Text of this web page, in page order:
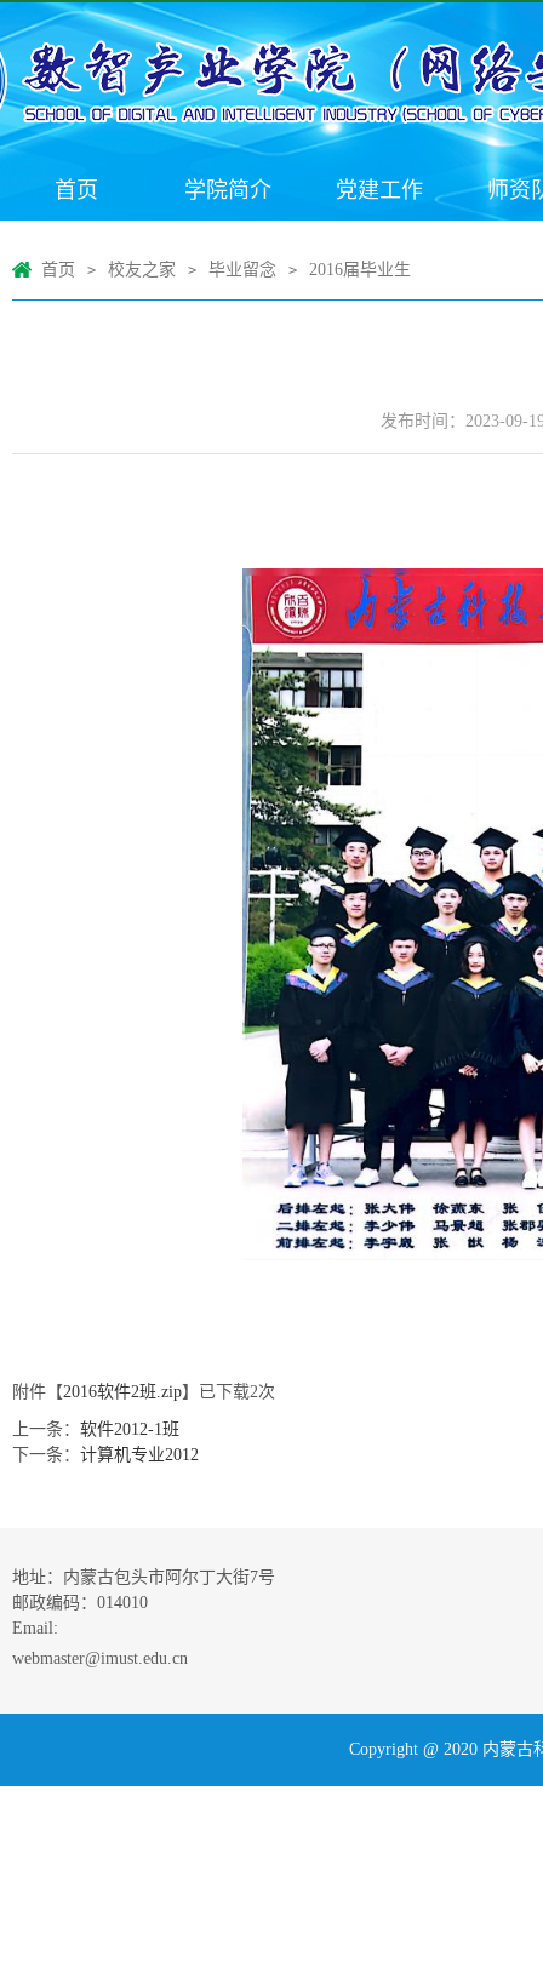
首页 学院简介 党建工作 师资
首页 > 校友之家 > 毕业留念 > 2016届毕业生
发布时间：2023-09-
附件【2016软件2班.zip】已下载2次
上一条： 软件2012-1班
下一条： 计算机专业2012
地址：内蒙古包头市阿尔丁大街7号
邮政编码：014010
Email:
webmaster@imust.edu.cn
Copyright @ 2020 内蒙